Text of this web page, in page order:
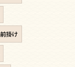
前掛け